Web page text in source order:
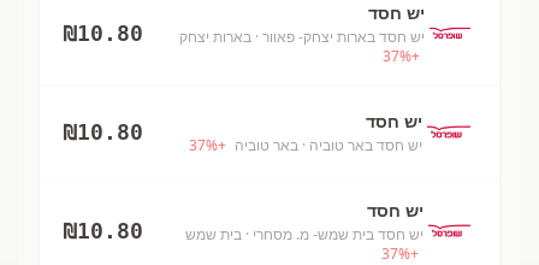
יש חסד
יש חסד בארות יצחק- פאוור · בארות יצחק
+
37%
₪10.80
יש חסד
יש חסד באר טוביה · באר טוביה +
37%
₪10.80
יש חסד
יש חסד בית שמש- מ. מסחרי · בית שמש
+
37%
₪10.80